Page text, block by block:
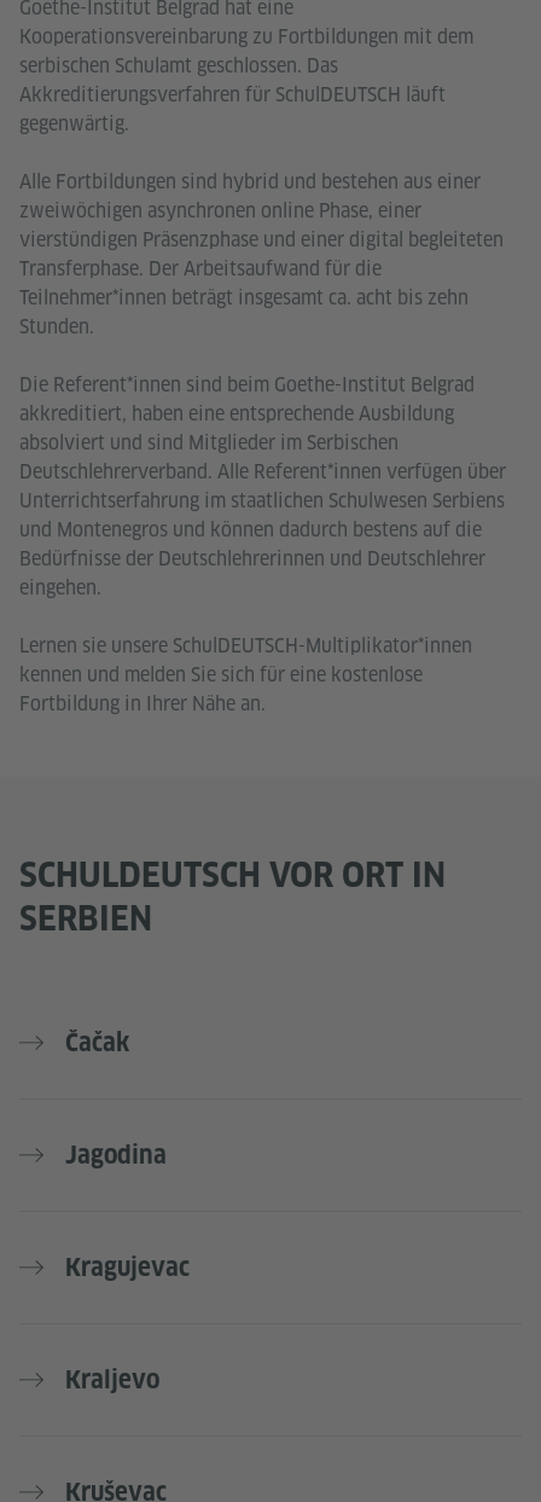
Goethe-Institut Belgrad hat eine
Kooperationsvereinbarung zu Fortbildungen mit dem
serbischen Schulamt geschlossen. Das
Akkreditierungsverfahren für SchulDEUTSCH läuft
gegenwärtig.
Alle Fortbildungen sind hybrid und bestehen aus einer
zweiwöchigen asynchronen online Phase, einer
vierstündigen Präsenzphase und einer digital begleiteten
Transferphase. Der Arbeitsaufwand für die
Teilnehmer*innen beträgt insgesamt ca. acht bis zehn
Stunden.
Die Referent*innen sind beim Goethe-Institut Belgrad
akkreditiert, haben eine entsprechende Ausbildung
absolviert und sind Mitglieder im Serbischen
Deutschlehrerverband. Alle Referent*innen verfügen über
Unterrichtserfahrung im staatlichen Schulwesen Serbiens
und Montenegros und können dadurch bestens auf die
Bedürfnisse der Deutschlehrerinnen und Deutschlehrer
eingehen.
Lernen sie unsere SchulDEUTSCH-Multiplikator*innen
kennen und melden Sie sich für eine kostenlose
Fortbildung in Ihrer Nähe an.
SCHULDEUTSCH VOR ORT IN
SERBIEN
Čačak
Jagodina
Kragujevac
Kraljevo
Kruševac